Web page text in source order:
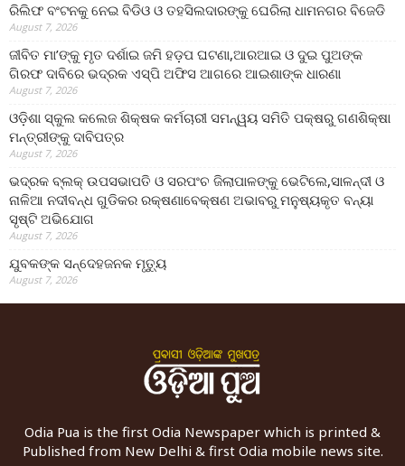
ରିଲିଫ ବଂଟନକୁ ନେଇ ବିଡିଓ ଓ ତହସିଲଦାରଙ୍କୁ ଘେରିଲା ଧାମନଗର ବିଜେଡି
August 7, 2026
ଜୀବିତ ମା’ଙ୍କୁ ମୃତ ଦର୍ଶାଇ ଜମି ହଡ଼ପ ଘଟଣା,ଆରଆଇ ଓ ଦୁଇ ପୁଅଙ୍କ
ଗିରଫ ଦାବିରେ ଭଦ୍ରକ ଏସ୍‌ପି ଅଫିସ ଆଗରେ ଆଇଶାଙ୍କ ଧାରଣା
August 7, 2026
ଓଡ଼ିଶା ସ୍କୁଲ କଲେଜ ଶିକ୍ଷକ କର୍ମଚାରୀ ସମନ୍ୱୟ ସମିତି ପକ୍ଷରୁ ଗଣଶିକ୍ଷା
ମନ୍ତ୍ରୀଙ୍କୁ ଦାବିପତ୍ର
August 7, 2026
ଭଦ୍ରକ ବ୍ଲକ୍ ଉପସଭାପତି ଓ ସରପଂଚ ଜିଲାପାଳଙ୍କୁ ଭେଟିଲେ,ସାଳନ୍ଦୀ ଓ
ନାଳିଆ ନଦୀବନ୍ଧ ଗୁଡିକର ରକ୍ଷଣାବେକ୍ଷଣ ଅଭାବରୁ ମନୁଷ୍ୟକୃତ ବନ୍ୟା
ସୃଷ୍ଟି ଅଭିଯୋଗ
August 7, 2026
ଯୁବକଙ୍କ ସନ୍ଦେହଜନକ ମୃତ୍ୟୁ
August 7, 2026
Odia Pua is the first Odia Newspaper which is printed &
Published from New Delhi & first Odia mobile news site.